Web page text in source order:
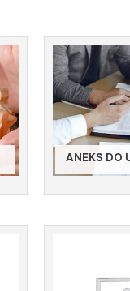
ANEKS DO